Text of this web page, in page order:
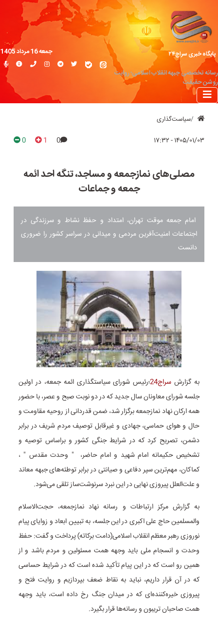
پایگاه خبری سراج۲۴
رسانه تخصصی جبهه انقلاب اسلامی؛ روایت
روشن حقیقت
جمعه 16 مرداد 1405
سیاست‌گذاری
۱۴۰۵/۰۱/۰۳ - ۱۷:۳۲ 0
1
0
مصلی‌های نمازجمعه و مساجد، تنگه احد ائمه
جمعه و جماعات
امام جمعه موقت تهران، امتداد و حفظ نشاط و سرزندگی در
اجتماعات امنیت‌آفرین مردمی و میدانی در سراسر کشور را ضروری
دانست
به گزارش سراج24
؛رئیس شورای سیاستگذاری ائمه جمعه، در اولین
جلسه شورای معاونان سال جدید که در دو نوبت صبح و عصر، با حضور
همه ارکان نهاد نمازجمعه برگزار شد، ضمن قدردانی از روحیه مقاومت و
حال و هوای حماسی، جهادی و غیرقابل توصیف مردم شریف در برابر
دشمن، تصریح کرد که در شرایط جنگی کشور و براساس توصیه و
تشخیص حکیمانه امام شهید و امام حاضر، " وحدت مقدس " ،
کماکان، مهم‌ترین سپر دفاعی و صیانتی در برابر توطئه‌های جبهه معاند
و علت‌العلل پیروزی نهایی در این نبرد سرنوشت‌ساز تلقی می‌شود.
به گزارش مرکز ارتباطات و رسانه نهاد نمازجمعه، حجت‌الاسلام
والمسلمین حاج علی اکبری در این جلسه، به تبیین ابعاد و زوایای پیام
نوروزی رهبر معظم انقلاب اسلامی(دامت برکاته)‌ پرداخت و گفت: حفظ
وحدت و انسجام ملی باید وجهه همت مسئولین و مردم باشد و از
همین رو است که در این پیام تأکید شده است که در شرایط حساسی
که در آن قرار داریم، نباید به نقاط ضعف بپردازیم و روایت فتح و
پیروزی خیره‌کننده‌ای که در میدان جنگ رخ داده است، باید وجهه
همت صاحبان تریبون و رسانه‌ها قرار بگیرد.